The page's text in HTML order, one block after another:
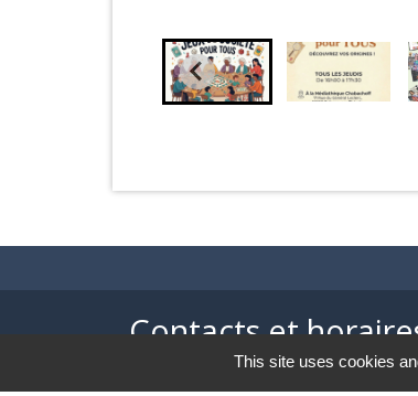
Contacts et
Mairie de Balagny sur
This site uses cookies